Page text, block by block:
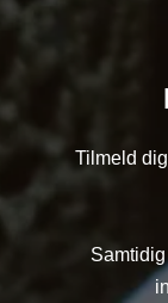
Tilmeld